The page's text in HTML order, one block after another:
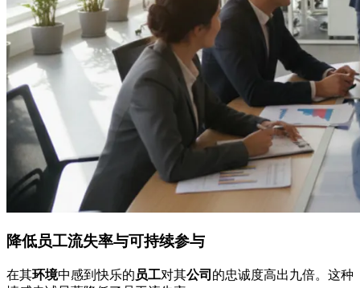
降低员工流失率与可持续参与
在其环境中感到快乐的 员工对其公司 的忠诚度高出九倍。这种